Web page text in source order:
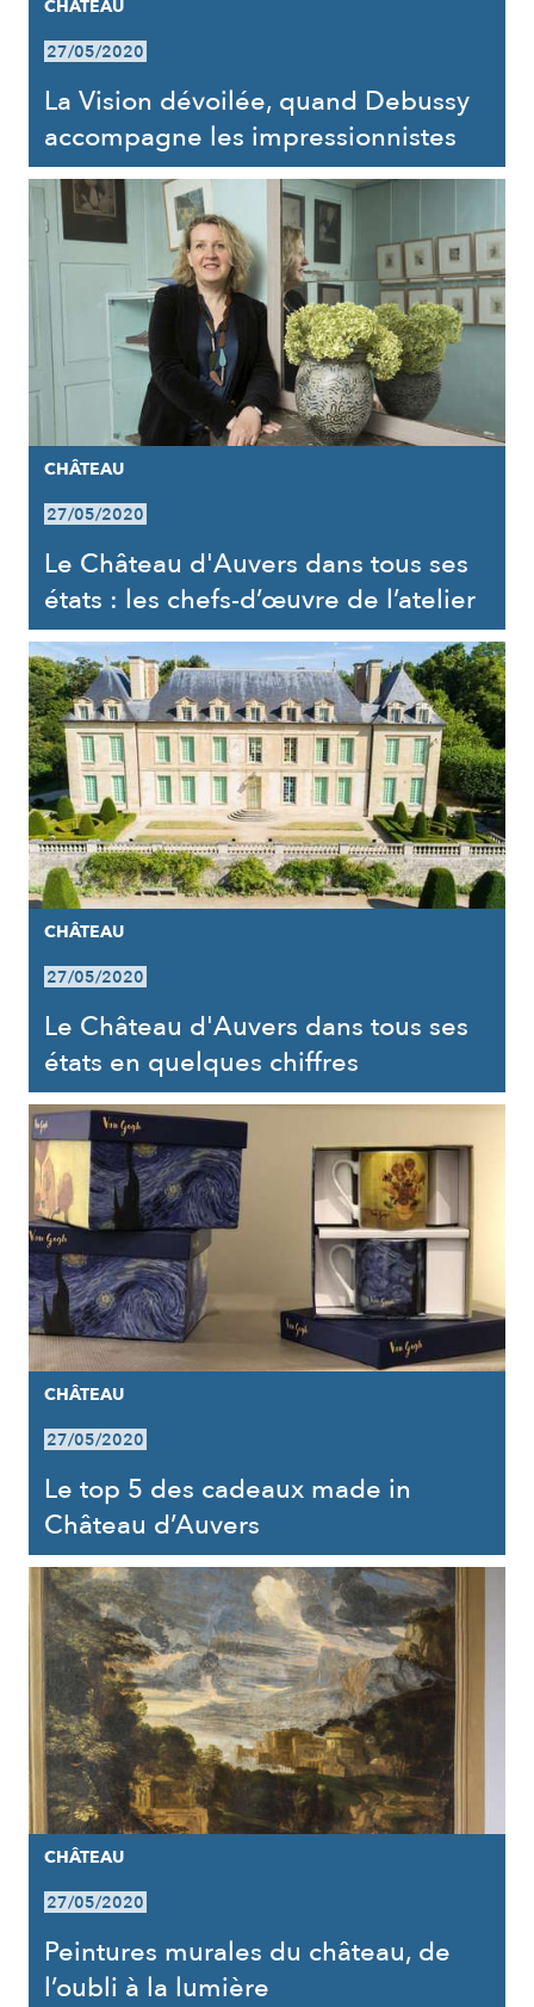
CHÂTEAU
27/05/2020
La Vision dévoilée, quand Debussy
accompagne les impressionnistes
CHÂTEAU
27/05/2020
Le Château d'Auvers dans tous ses
états : les chefs-d’œuvre de l’atelier
CHÂTEAU
27/05/2020
Le Château d'Auvers dans tous ses
états en quelques chiffres
CHÂTEAU
27/05/2020
Le top 5 des cadeaux made in
Château d’Auvers
CHÂTEAU
27/05/2020
Peintures murales du château, de
l’oubli à la lumière